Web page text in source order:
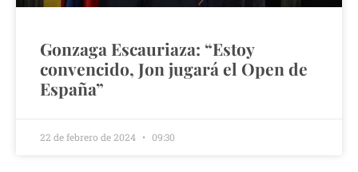
Gonzaga Escauriaza: “Estoy
convencido, Jon jugará el Open de
España”
22 de febrero de 2024 09:30